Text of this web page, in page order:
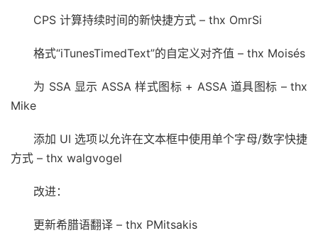
CPS 计算持续时间的新快捷方式 – thx OmrSi
格式“iTunesTimedText”的自定义对齐值 – thx Moisés
为 SSA 显示 ASSA 样式图标 + ASSA 道具图标 – thx
Mike
添加 UI 选项以允许在文本框中使用单个字母/数字快捷
方式 – thx walgvogel
改进：
更新希腊语翻译 – thx PMitsakis